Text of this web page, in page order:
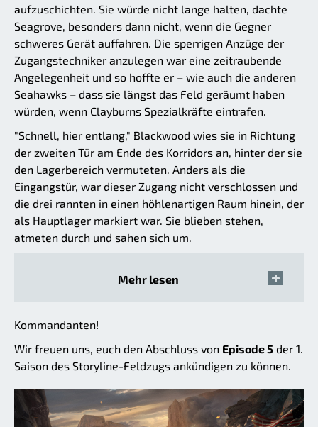
aufzuschichten. Sie würde nicht lange halten, dachte
Seagrove, besonders dann nicht, wenn die Gegner
schweres Gerät auffahren. Die sperrigen Anzüge der
Zugangstechniker anzulegen war eine zeitraubende
Angelegenheit und so hoffte er – wie auch die anderen
Seahawks – dass sie längst das Feld geräumt haben
würden, wenn Clayburns Spezialkräfte eintrafen.
"Schnell, hier entlang," Blackwood wies sie in Richtung
der zweiten Tür am Ende des Korridors an, hinter der sie
den Lagerbereich vermuteten. Anders als die
Eingangstür, war dieser Zugang nicht verschlossen und
die drei rannten in einen höhlenartigen Raum hinein, der
als Hauptlager markiert war. Sie blieben stehen,
atmeten durch und sahen sich um.
Mehr lesen
Kommandanten!
Wir freuen uns, euch den Abschluss von Episode 5 der 1.
Saison des Storyline-Feldzugs ankündigen zu können.